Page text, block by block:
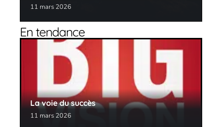
11 mars 2026
En tendance
La voie du succès
11 mars 2026